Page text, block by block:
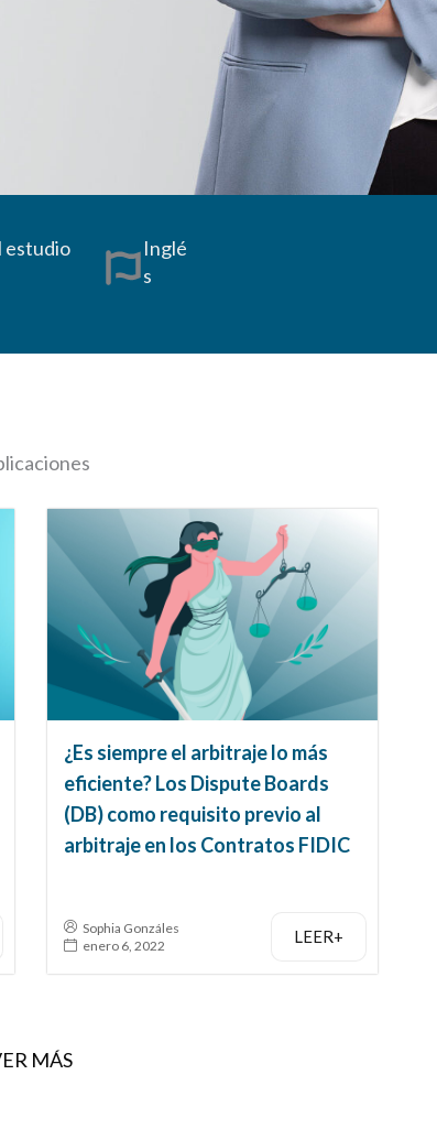
estudio
Inglé
s
¿Es siempre el arbitraje lo más
eficiente? Los Dispute Boards
(DB) como requisito previo al
arbitraje en los Contratos FIDIC
Sophia Gonzáles
enero 6, 2022
LEER+
MÁS